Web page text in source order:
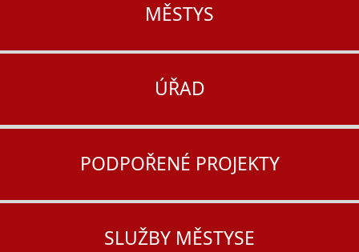
MĚSTYS
ÚŘAD
PODPOŘENÉ PROJEKTY
SLUŽBY MĚSTYSE